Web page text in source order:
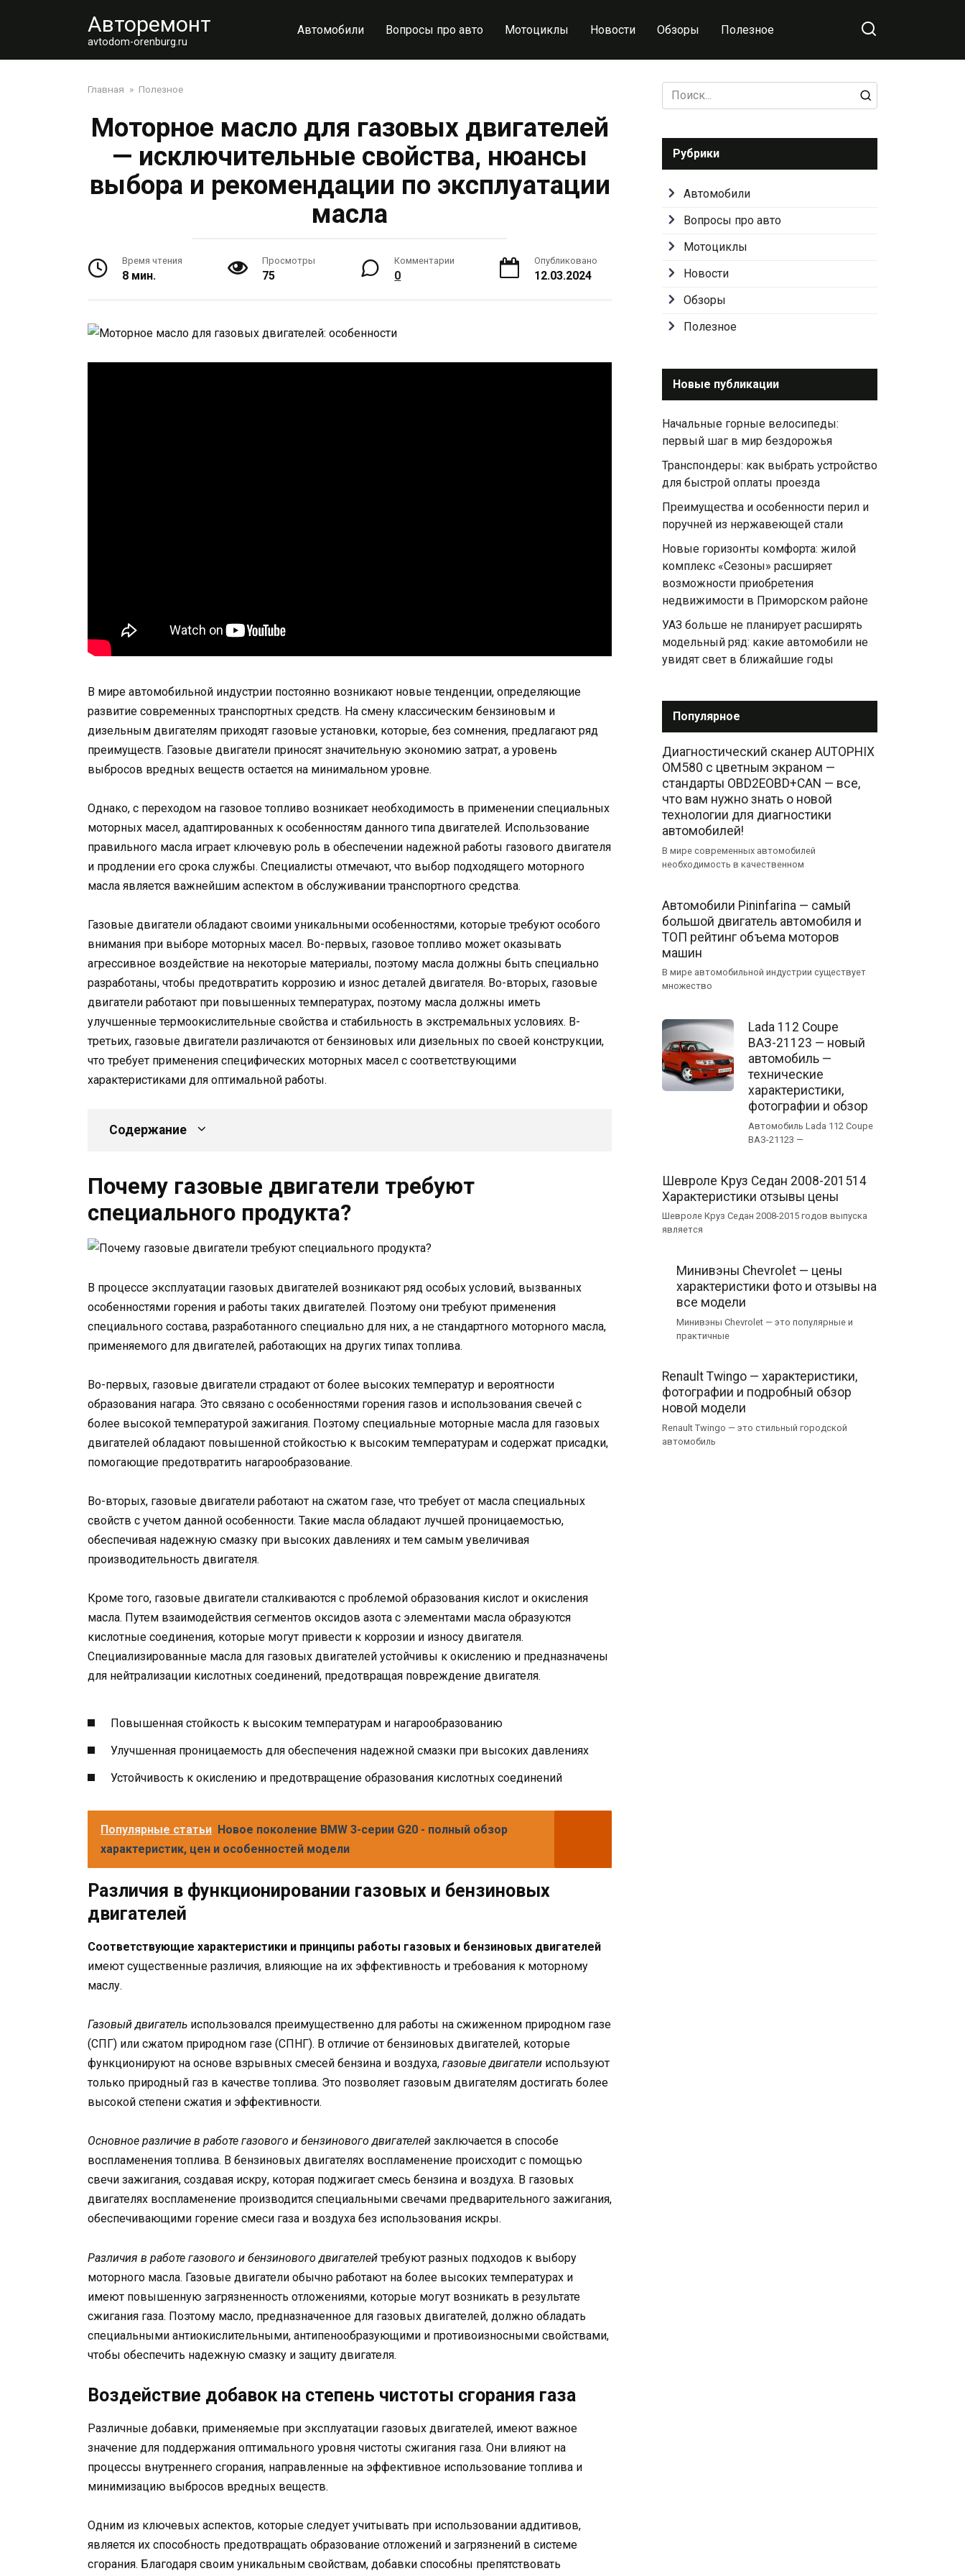
Авторемонт
avtodom-orenburg.ru
Автомобили Вопросы про авто Мотоциклы Новости Обзоры Полезное
Главная » Полезное
Моторное масло для газовых двигателей
— исключительные свойства, нюансы
выбора и рекомендации по эксплуатации
масла
Время чтения
8 мин.
Просмотры
75
Комментарии
0
Опубликовано
12.03.2024
В мире автомобильной индустрии постоянно возникают новые тенденции, определяющие
развитие современных транспортных средств. На смену классическим бензиновым и
дизельным двигателям приходят газовые установки, которые, без сомнения, предлагают ряд
преимуществ. Газовые двигатели приносят значительную экономию затрат, а уровень
выбросов вредных веществ остается на минимальном уровне.
Однако, с переходом на газовое топливо возникает необходимость в применении специальных
моторных масел, адаптированных к особенностям данного типа двигателей. Использование
правильного масла играет ключевую роль в обеспечении надежной работы газового двигателя
и продлении его срока службы. Специалисты отмечают, что выбор подходящего моторного
масла является важнейшим аспектом в обслуживании транспортного средства.
Газовые двигатели обладают своими уникальными особенностями, которые требуют особого
внимания при выборе моторных масел. Во-первых, газовое топливо может оказывать
агрессивное воздействие на некоторые материалы, поэтому масла должны быть специально
разработаны, чтобы предотвратить коррозию и износ деталей двигателя. Во-вторых, газовые
двигатели работают при повышенных температурах, поэтому масла должны иметь
улучшенные термоокислительные свойства и стабильность в экстремальных условиях. В-
третьих, газовые двигатели различаются от бензиновых или дизельных по своей конструкции,
что требует применения специфических моторных масел с соответствующими
характеристиками для оптимальной работы.
Содержание
Почему газовые двигатели требуют
специального продукта?
В процессе эксплуатации газовых двигателей возникают ряд особых условий, вызванных
особенностями горения и работы таких двигателей. Поэтому они требуют применения
специального состава, разработанного специально для них, а не стандартного моторного масла,
применяемого для двигателей, работающих на других типах топлива.
Во-первых, газовые двигатели страдают от более высоких температур и вероятности
образования нагара. Это связано с особенностями горения газов и использования свечей с
более высокой температурой зажигания. Поэтому специальные моторные масла для газовых
двигателей обладают повышенной стойкостью к высоким температурам и содержат присадки,
помогающие предотвратить нагарообразование.
Во-вторых, газовые двигатели работают на сжатом газе, что требует от масла специальных
свойств с учетом данной особенности. Такие масла обладают лучшей проницаемостью,
обеспечивая надежную смазку при высоких давлениях и тем самым увеличивая
производительность двигателя.
Кроме того, газовые двигатели сталкиваются с проблемой образования кислот и окисления
масла. Путем взаимодействия сегментов оксидов азота с элементами масла образуются
кислотные соединения, которые могут привести к коррозии и износу двигателя.
Специализированные масла для газовых двигателей устойчивы к окислению и предназначены
для нейтрализации кислотных соединений, предотвращая повреждение двигателя.
Повышенная стойкость к высоким температурам и нагарообразованию
Улучшенная проницаемость для обеспечения надежной смазки при высоких давлениях
Устойчивость к окислению и предотвращение образования кислотных соединений
Популярные статьи Новое поколение BMW 3-серии G20 - полный обзор
характеристик, цен и особенностей модели
Различия в функционировании газовых и бензиновых
двигателей
Соответствующие характеристики и принципы работы газовых и бензиновых двигателей
имеют существенные различия, влияющие на их эффективность и требования к моторному
маслу.
Газовый двигатель использовался преимущественно для работы на сжиженном природном газе
(СПГ) или сжатом природном газе (СПНГ). В отличие от бензиновых двигателей, которые
функционируют на основе взрывных смесей бензина и воздуха, газовые двигатели используют
только природный газ в качестве топлива. Это позволяет газовым двигателям достигать более
высокой степени сжатия и эффективности.
Основное различие в работе газового и бензинового двигателей заключается в способе
воспламенения топлива. В бензиновых двигателях воспламенение происходит с помощью
свечи зажигания, создавая искру, которая поджигает смесь бензина и воздуха. В газовых
двигателях воспламенение производится специальными свечами предварительного зажигания,
обеспечивающими горение смеси газа и воздуха без использования искры.
Различия в работе газового и бензинового двигателей требуют разных подходов к выбору
моторного масла. Газовые двигатели обычно работают на более высоких температурах и
имеют повышенную загрязненность отложениями, которые могут возникать в результате
сжигания газа. Поэтому масло, предназначенное для газовых двигателей, должно обладать
специальными антиокислительными, антипенообразующими и противоизносными свойствами,
чтобы обеспечить надежную смазку и защиту двигателя.
Воздействие добавок на степень чистоты сгорания газа
Различные добавки, применяемые при эксплуатации газовых двигателей, имеют важное
значение для поддержания оптимального уровня чистоты сжигания газа. Они влияют на
процессы внутреннего сгорания, направленные на эффективное использование топлива и
минимизацию выбросов вредных веществ.
Одним из ключевых аспектов, которые следует учитывать при использовании аддитивов,
является их способность предотвращать образование отложений и загрязнений в системе
сгорания. Благодаря своим уникальным свойствам, добавки способны препятствовать
Search
for:
Рубрики
Автомобили
Вопросы про авто
Мотоциклы
Новости
Обзоры
Полезное
Новые публикации
Начальные горные велосипеды:
первый шаг в мир бездорожья
Транспондеры: как выбрать устройство
для быстрой оплаты проезда
Преимущества и особенности перил и
поручней из нержавеющей стали
Новые горизонты комфорта: жилой
комплекс «Сезоны» расширяет
возможности приобретения
недвижимости в Приморском районе
УАЗ больше не планирует расширять
модельный ряд: какие автомобили не
увидят свет в ближайшие годы
Популярное
Диагностический сканер AUTOPHIX
OM580 с цветным экраном —
стандарты OBD2EOBD+CAN — все,
что вам нужно знать о новой
технологии для диагностики
автомобилей!
В мире современных автомобилей
необходимость в качественном
Автомобили Pininfarina — самый
большой двигатель автомобиля и
ТОП рейтинг объема моторов
машин
В мире автомобильной индустрии существует
множество
Lada 112 Coupe
ВАЗ-21123 — новый
автомобиль —
технические
характеристики,
фотографии и обзор
Автомобиль Lada 112 Coupe
ВАЗ-21123 —
Шевроле Круз Cедан 2008-201514
Характеристики отзывы цены
Шевроле Круз Седан 2008-2015 годов выпуска
является
Минивэны Chevrolet — цены
характеристики фото и отзывы на
все модели
Минивэны Chevrolet — это популярные и
практичные
Renault Twingo — характеристики,
фотографии и подробный обзор
новой модели
Renault Twingo — это стильный городской
автомобиль